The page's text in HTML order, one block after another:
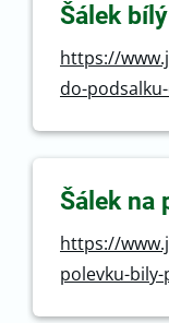
Šálek
https://
do-
Šálek na
https://
polevku-